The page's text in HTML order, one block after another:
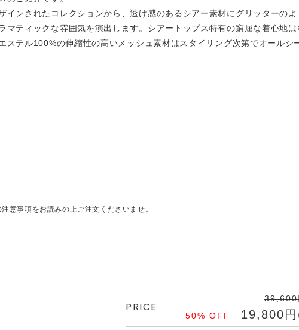
インされたコレクションから、透け感のあるシアー素材にグリッターのよ
マティックな雰囲気を演出します。シアートップス特有の窮屈な着心地は
ステル100%の伸縮性の高いメッシュ素材はスタイリング次第でオールシ
意事項をお読みの上ご注文くださいませ。
PRICE
39,600
50% OFF
19,800